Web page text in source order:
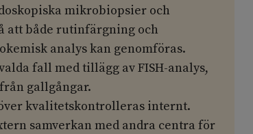
mikrobiopsier och
att både rutinfärgning och
analys kan genomföras.
fall med tillägg av FISH-analys,
gallgångar.
kvalitetskontrolleras internt.
samverkan med andra centra för